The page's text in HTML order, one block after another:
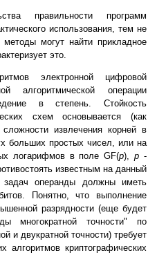
правильности программ
использования, тем не
могут найти прикладное
это.
электронной цифровой
алгоритмической операции
в степень. Стойкость
схем основывается (как
извлечения корней в
больших простых чисел, или на
логарифмов в поле GF(p),p -
известным на данный
операнды должны иметь
Понятно, что выполнение
разрядности (еще будет
многократной точности" по
и двукратной точности) требует
алгоритмов криптографических